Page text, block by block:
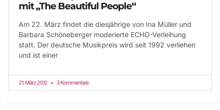
mit „The Beautiful People“
Am 22. März findet die diesjährige von Ina Müller und
Barbara Schöneberger moderierte ECHO-Verleihung
statt. Der deutsche Musikpreis wird seit 1992 verliehen
und ist einer
21. März 2012 3 Kommentare